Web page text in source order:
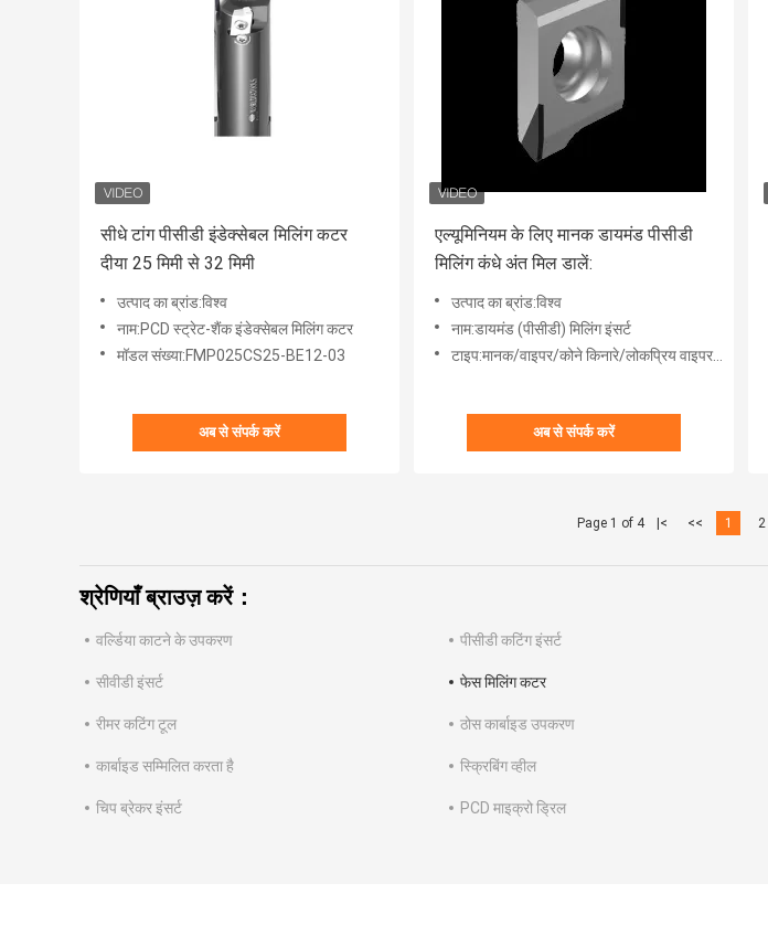
सीधे टांग पीसीडी इंडेक्सेबल मिलिंग कटर
दीया 25 मिमी से 32 मिमी
उत्पाद का ब्रांड:विश्व
नाम:PCD स्ट्रेट-शैंक इंडेक्सेबल मिलिंग कटर
मॉडल संख्या:FMP025CS25-BE12-03
अब से संपर्क करें
एल्यूमिनियम के लिए मानक डायमंड पीसीडी
मिलिंग कंधे अंत मिल डालें:
उत्पाद का ब्रांड:विश्व
नाम:डायमंड (पीसीडी) मिलिंग इंसर्ट
टाइप:मानक/वाइपर/कोने किनारे/लोकप्रिय वाइपर/सीधे किनारे
अब से संपर्क करें
Page 1 of 4 |< << 1 2
श्रेणियाँ ब्राउज़ करें：
वर्ल्डिया काटने के उपकरण पीसीडी कटिंग इंसर्ट
सीवीडी इंसर्ट फेस मिलिंग कटर
रीमर कटिंग टूल ठोस कार्बाइड उपकरण
कार्बाइड सम्मिलित करता है स्क्रिबिंग व्हील
चिप ब्रेकर इंसर्ट PCD माइक्रो ड्रिल